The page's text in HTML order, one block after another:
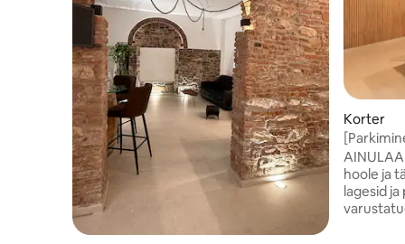
Korter
tornist]
hoole ja
lagesid ja